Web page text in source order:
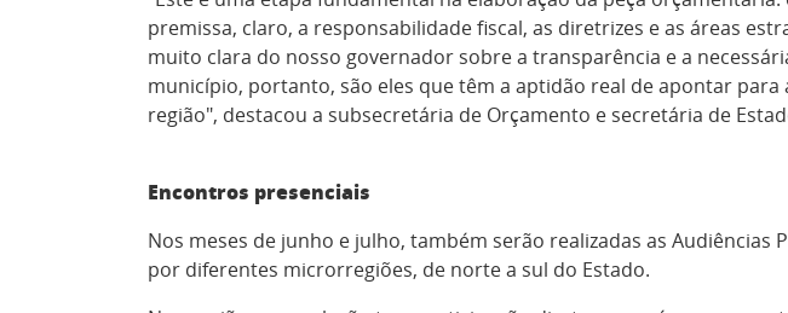
premissa, claro, a responsabilidade fiscal, as diretrizes e as áreas
muito clara do nosso governador sobre a transparência e a
município, portanto, são eles que têm a aptidão real de apontar
região", destacou a subsecretária de Orçamento e secretária de
Encontros presenciais
Nos meses de junho e julho, também serão realizadas as
por diferentes microrregiões, de norte a sul do Estado.